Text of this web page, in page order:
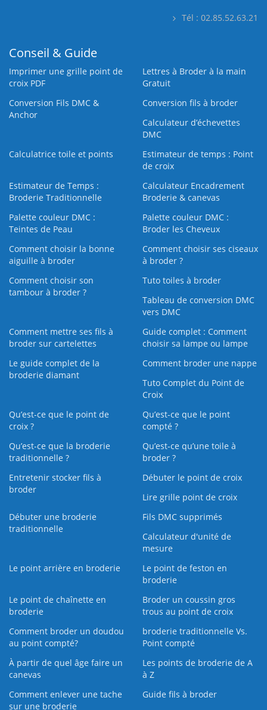
Tél : 02.85.52.63.21
Conseil & Guide
Imprimer une grille point de
croix PDF
Lettres à Broder à la main
Gratuit
Conversion Fils DMC &
Anchor
Conversion fils à broder
Calculateur d’échevettes
DMC
Calculatrice toile et points
Estimateur de temps : Point
de croix
Estimateur de Temps :
Broderie Traditionnelle
Calculateur Encadrement
Broderie & canevas
Palette couleur DMC :
Teintes de Peau
Palette couleur DMC :
Broder les Cheveux
Comment choisir la bonne
aiguille à broder
Comment choisir ses ciseaux
à broder ?
Comment choisir son
tambour à broder ?
Tuto toiles à broder
Tableau de conversion DMC
vers DMC
Comment mettre ses fils à
broder sur cartelettes
Guide complet : Comment
choisir sa lampe ou lampe
Le guide complet de la
broderie diamant
Comment broder une nappe
Tuto Complet du Point de
Croix
Qu’est-ce que le point de
croix ?
Qu’est-ce que le point
compté ?
Qu’est-ce que la broderie
traditionnelle ?
Qu’est‑ce qu’une toile à
broder ?
Entretenir stocker fils à
broder
Débuter le point de croix
Lire grille point de croix
Débuter une broderie
traditionnelle
Fils DMC supprimés
Calculateur d'unité de
mesure
Le point arrière en broderie
Le point de feston en
broderie
Le point de chaînette en
broderie
Broder un coussin gros
trous au point de croix
Comment broder un doudou
au point compté?
broderie traditionnelle Vs.
Point compté
À partir de quel âge faire un
canevas
Les points de broderie de A
à Z
Comment enlever une tache
sur une broderie
Guide fils à broder